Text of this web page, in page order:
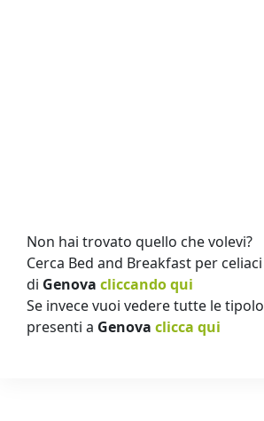
Non hai trovato quello che volevi?
Cerca Bed and Breakfast per
di Genova cliccando qui
Se invece vuoi vedere tutte le
presenti a Genova clicca qui